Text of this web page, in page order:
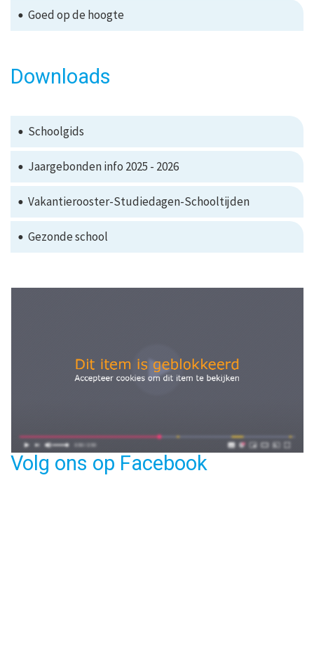
Goed op de hoogte
Downloads
Schoolgids
Jaargebonden info 2025 - 2026
Vakantierooster-Studiedagen-Schooltijden
Gezonde school
Volg ons op Facebook